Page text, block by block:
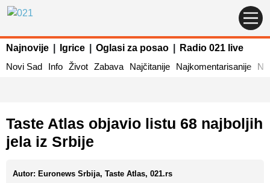
Najnovije Igrice Oglasi za posao
Radio 021 live
Novi Sad
Info Život Zabava Najčitanije Najkomentarisanije
Taste Atlas objavio listu 68 najboljih
jela iz Srbije
Autor: Euronews Srbija, Taste Atlas, 021.rs